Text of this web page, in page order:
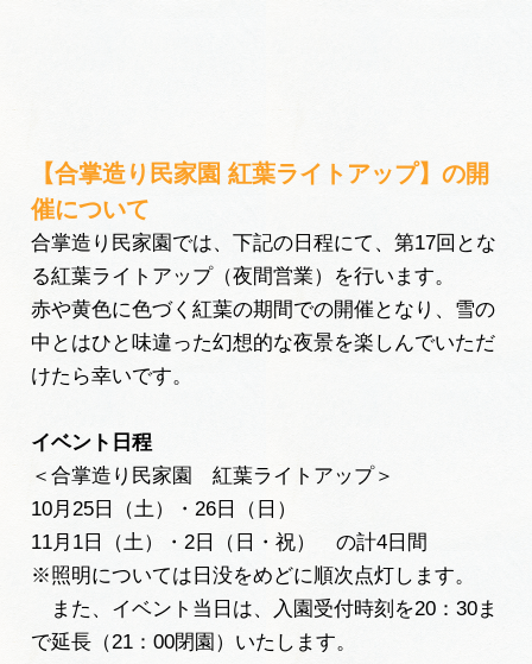
運営組織
広告掲載
サイトポリシー
【合掌造り民家園 紅葉ライトアップ】の開
催について
合掌造り民家園では、下記の日程にて、第17回とな
る紅葉ライトアップ（夜間営業）を行います。
赤や黄色に色づく紅葉の期間での開催となり、雪の
中とはひと味違った幻想的な夜景を楽しんでいただ
けたら幸いです。
イベント日程
＜合掌造り民家園 紅葉ライトアップ＞
10月25日（土）・26日（日）
11月1日（土）・2日（日・祝） の計4日間
※照明については日没をめどに順次点灯します。
また、イベント当日は、入園受付時刻を20：30ま
で延長（21：00閉園）いたします。